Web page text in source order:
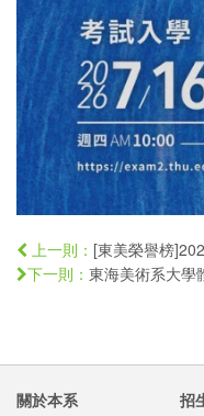
上一則： [東美榮譽榜
下一則： 東海美術系大學
關於本系 招